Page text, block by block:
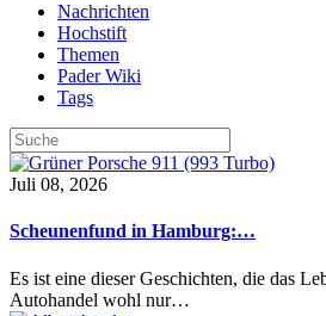
Nachrichten
Hochstift
Themen
Pader Wiki
Tags
Juli 08, 2026
Scheunenfund in Hamburg:…
Es ist eine dieser Geschichten, die das
Autohandel wohl nur…